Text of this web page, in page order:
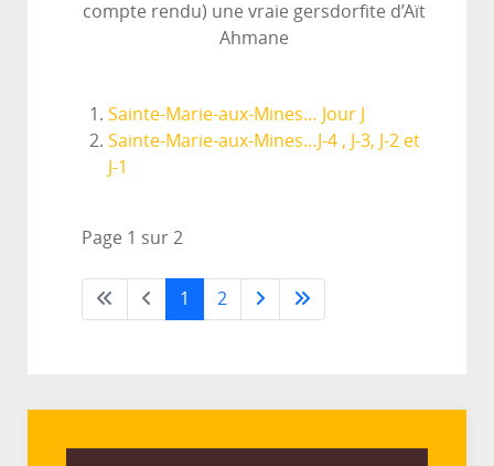
compte rendu) une vraie gersdorfite d’Aït
Ahmane
Sainte-Marie-aux-Mines… Jour J
Sainte-Marie-aux-Mines…J-4 , J-3, J-2 et
J-1
Page 1 sur 2
1 2